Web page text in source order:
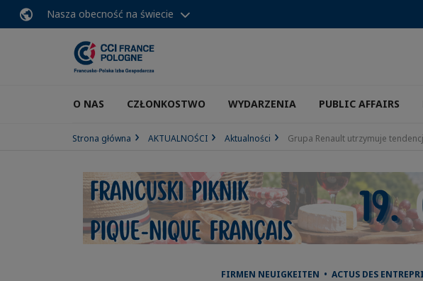
Nasza obecność na świecie
O NAS CZŁONKOSTWO WYDARZENIA PUBLIC AFFAIRS
Strona główna AKTUALNOŚCI Aktualności Grupa Renault utrzymuje
FIRMEN NEUIGKEITEN • ACTUS DES